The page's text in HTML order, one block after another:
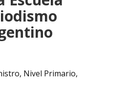
, Nivel Primario,